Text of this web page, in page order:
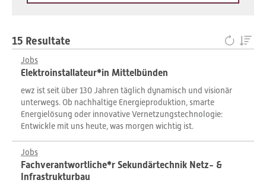
15 Resultate
Jobs
Elektroinstallateur*in Mittelbünden
ewz ist seit über 130 Jahren täglich dynamisch und visionär
unterwegs. Ob nachhaltige Energieproduktion, smarte
Energielösung oder innovative Vernetzungstechnologie:
Entwickle mit uns heute, was morgen wichtig ist.
Jobs
Fachverantwortliche*r Sekundärtechnik Netz- &
Infrastrukturbau